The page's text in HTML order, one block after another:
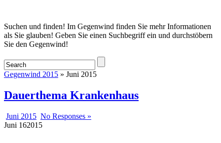
Startseite
Suchen und finden! Im Gegenwind finden Sie mehr Informationen
als Sie glauben! Geben Sie einen Suchbegriff ein und durchstöbern
Sie den Gegenwind!
Gegenwind 2015 » Juni 2015
Dauerthema Krankenhaus
Juni 2015 No Responses »
Juni 162015